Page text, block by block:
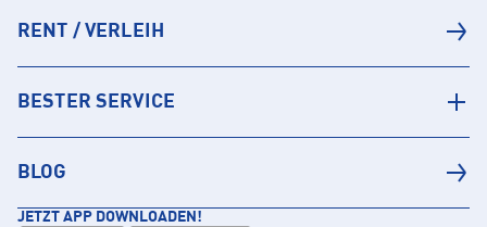
RENT / VERLEIH
BESTER SERVICE
BLOG
JETZT APP DOWNLOADEN!